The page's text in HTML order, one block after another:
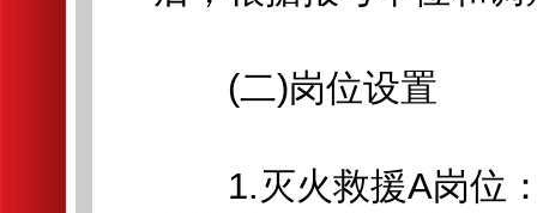
(二)岗位设置
1.灭火救援A岗位：